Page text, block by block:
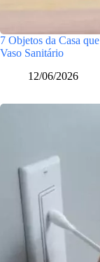
7 Objetos da Casa
Vaso Sanitário
12/06/2026